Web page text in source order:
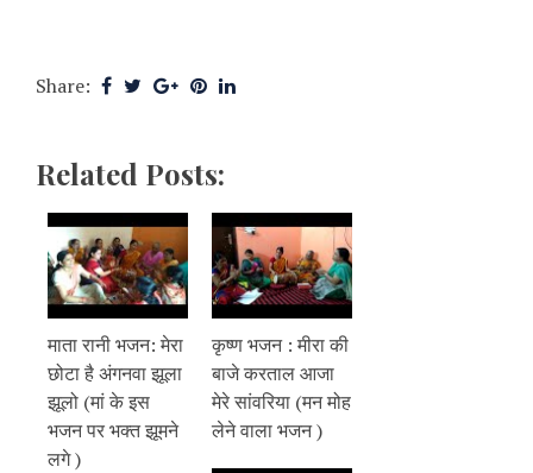
Share:
Related Posts:
माता रानी भजन: मेरा
छोटा है अंगनवा झूला
झूलो (मां के इस
भजन पर भक्त झूमने
लगे )
कृष्ण भजन : मीरा की
बाजे करताल आजा
मेरे सांवरिया (मन मोह
लेने वाला भजन )